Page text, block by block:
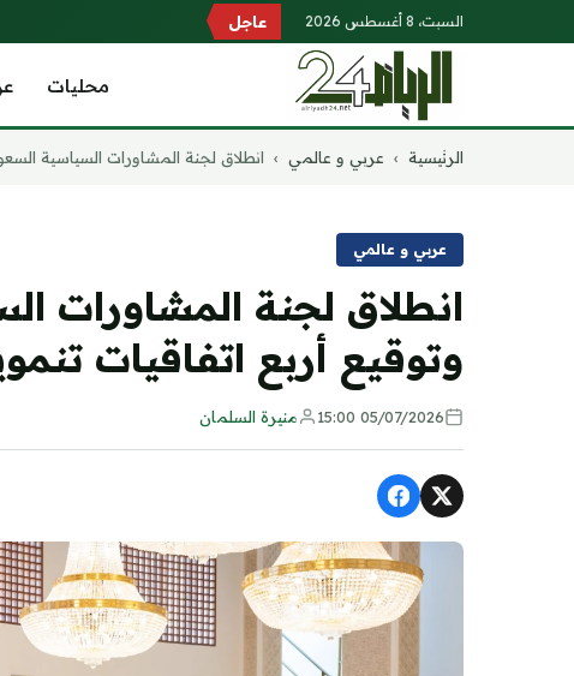
السبت، 8 أغسطس 2026 عاجل
محليات
الرئيسية › عربي و عالمي › انطلاق لجنة المشاورات السياسية
عربي و عالمي
انطلاق لجنة المشاورات
وتوقيع أربع اتفاقيات
05/07/2026 15:00 منيرة السلمان